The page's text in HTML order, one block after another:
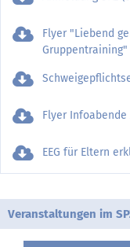
Flyer "Liebend
Gruppentraining"
Flyer Infoabende
EEG für Eltern
Veranstaltungen im